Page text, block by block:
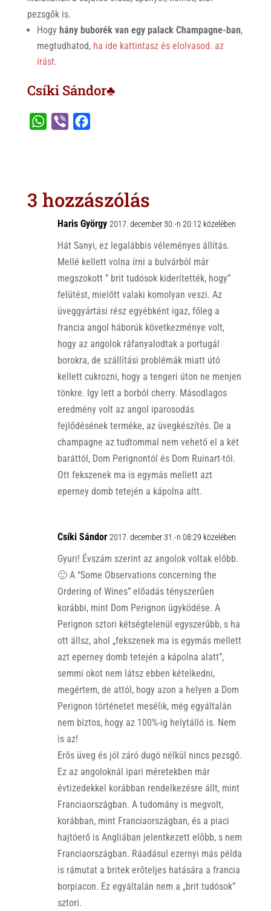
pezsgők is.
Hogy hány buborék van egy palack Champagne-ban,
megtudhatod, ha ide kattintasz és elolvasod. az
írást.
Csíki Sándor♣
A
o
o
k
3 hozzászólás
Haris György 2017. december 30.-n 20:12 közelében
Hát Sanyi, ez legalábbis véleményes állítás.
Mellé kellett volna írni a bulvárból már
megszokott ” brit tudósok kiderítették, hogy”
felütést, mielőtt valaki komolyan veszi. Az
üveggyártási rész egyébként igaz, főleg a
francia angol háborúk következménye volt,
hogy az angolok ráfanyalodtak a portugál
borokra, de szállítási problémák miatt útó
kellett cukrozni, hogy a tengeri úton ne menjen
tönkre. Igy lett a borból cherry. Másodlagos
eredmény volt az angol iparosodás
fejlődésének terméke, az üvegkészítés. De a
champagne az tudtommal nem vehető el a két
baráttól, Dom Perignontól és Dom Ruinart-tól.
Ott fekszenek ma is egymás mellett azt
eperney domb tetején a kápolna altt.
Csíki Sándor 2017. december 31.-n 08:29 közelében
Gyuri! Évszám szerint az angolok voltak előbb.
🙂 A “Some Observations concerning the
Ordering of Wines” előadás tényszerűen
korábbi, mint Dom Perignon ügyködése. A
Perignon sztori kétségtelenül egyszerűbb, s ha
ott állsz, ahol „fekszenek ma is egymás mellett
azt eperney domb tetején a kápolna alatt”,
semmi okot nem látsz ebben kételkedni,
megértem, de attól, hogy azon a helyen a Dom
Perignon történetet mesélik, még egyáltalán
nem biztos, hogy az 100%-ig helytálló is. Nem
is az!
Erős üveg és jól záró dugó nélkül nincs pezsgő.
Ez az angoloknál ipari méretekben már
évtizedekkel korábban rendelkezésre állt, mint
Franciaországban. A tudomány is megvolt,
korábban, mint Franciaországban, és a piaci
hajtóerő is Angliában jelentkezett előbb, s nem
Franciaországban. Ráadásul ezernyi más példa
is rámutat a britek erőteljes hatására a francia
borpiacon. Ez egyáltalán nem a „brit tudósok”
sztori.